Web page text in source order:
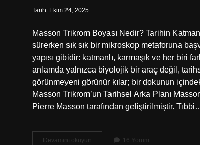
Tarih: Ekim 24, 2025
Masson Trikrom Boyası Nedir? Tarihin
sürerken sık sık bir mikroskop metaforuna
yapısı gibidir: katmanlı, karmaşık ve her biri
anlamda yalnızca biyolojik bir araç değil,
görünmeyeni görünür kılar; bir dokunun
Masson Trikrom’un Tarihsel Arka Planı
Pierre Masson tarafından geliştirilmiştir.
Devamını okuyun 16 Yorum